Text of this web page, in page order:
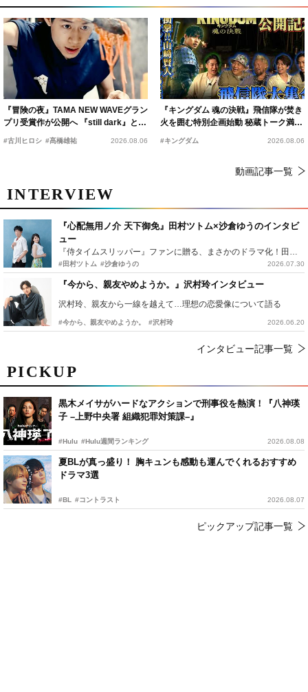
PICKUP
黒木メイサがハードなアクションで刑事役を熱演！『八神瑛
子 –上野中央署 組織犯罪対策課–』
#Hulu #Hulu週間ランキング 2026.08.08
夏BLが真っ盛り！ 胸キュンも感動も運んでくれるおすすめ
ドラマ3選
#BL #コントラスト 2026.08.07
ピックアップ記事一覧
『冒険の夜』TAMA NEW WAVEグラン
プリ受賞作が公開へ 『still dark』と同
#古川ヒロシ #髙橋雄祐 2026.08.06
『キングダム 魂の決戦』飛信隊が焚き
火を囲む特別企画始動 秘蔵トーク満載
#キングダム 2026.08.06
動画記事一覧
INTERVIEW
『心配無用ノ介 天下御免』田村ツトム×沙倉ゆうのインタビ
ュー
『侍タイムスリッパー』ファンに贈る、まさかのドラマ化！田村ツトム×沙倉ゆうのが語る『心配無用ノ介』撮影秘話
#田村ツトム #沙倉ゆうの 2026.07.30
『今から、親友やめようか。』沢村玲インタビュー
沢村玲、親友から一線を越えて…理想の恋愛像について語る
#今から、親友やめようか。 #沢村玲 2026.06.20
インタビュー記事一覧